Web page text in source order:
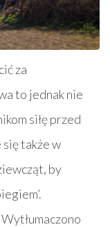
za
to jednak nie
siłę przed
także w
by